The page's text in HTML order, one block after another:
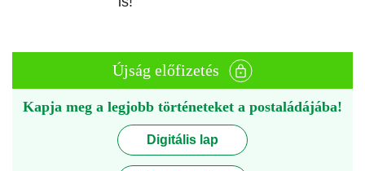
Újság előfizetés
Kapja meg a legjobb történeteket a postaládájába!
Digitális lap